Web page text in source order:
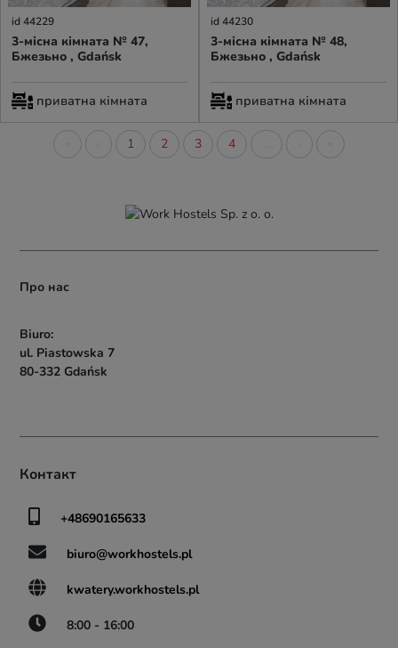
id 44229
3-місна кімната № 47,
Бжезьно , Gdańsk
приватна кімната
id 44230
3-місна кімната № 48,
Бжезьно , Gdańsk
приватна кімната
1 2 3 4
Про нас
Biuro:
ul. Piastowska 7
80-332 Gdańsk
Контакт
+48690165633
biuro@workhostels.pl
kwatery.workhostels.pl
8:00 - 16:00